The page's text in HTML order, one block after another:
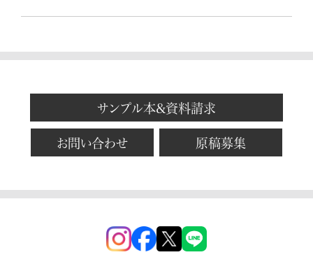
サンプル本&資料請求
お問い合わせ 原稿募集